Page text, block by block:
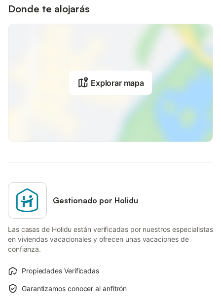
Donde te alojarás
Explorar mapa
Gestionado por Holidu
Las casas de Holidu están verificadas por nuestros especialistas
en viviendas vacacionales y ofrecen unas vacaciones de
confianza.
Propiedades Verificadas
Garantizamos conocer al anfitrón